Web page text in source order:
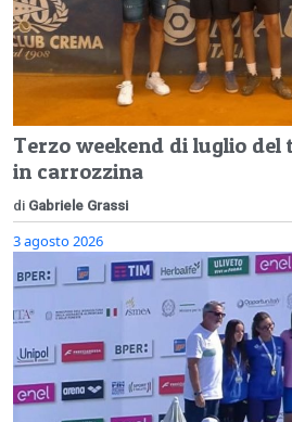
Terzo weekend di luglio del
in carrozzina
di Gabriele Grassi
3 agosto 2026